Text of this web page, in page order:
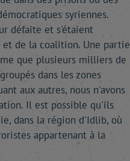
syriennes.
défaite et s'étaient
et de la coalition. Une partie
que plusieurs milliers de
dans les zones
aux autres, nous n'avons
Il est possible qu'ils
dans la région d'Idlib, où
appartenant à la